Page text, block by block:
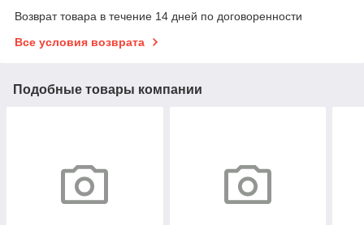
Возврат товара в течение 14 дней по договоренности
Все условия возврата
Подобные товары компании